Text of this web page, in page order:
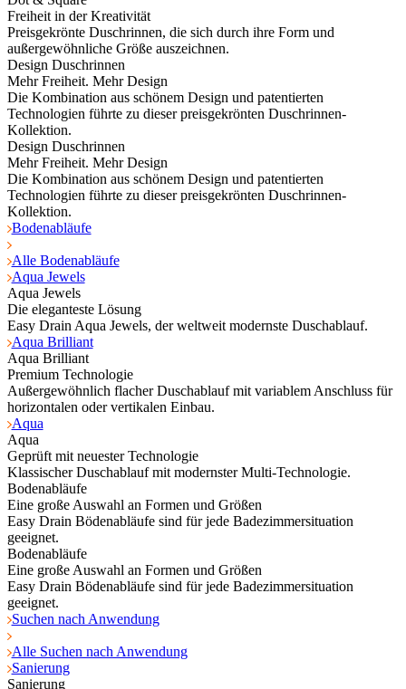
Freiheit in der Kreativität
Preisgekrönte Duschrinnen, die sich durch ihre Form und
außergewöhnliche Größe auszeichnen.
Design Duschrinnen
Mehr Freiheit. Mehr Design
Die Kombination aus schönem Design und patentierten
Technologien führte zu dieser preisgekrönten Duschrinnen-
Kollektion.
Design Duschrinnen
Mehr Freiheit. Mehr Design
Die Kombination aus schönem Design und patentierten
Technologien führte zu dieser preisgekrönten Duschrinnen-
Kollektion.
Bodenabläufe
Alle Bodenabläufe
Aqua Jewels
Aqua Jewels
Die eleganteste Lösung
Easy Drain Aqua Jewels, der weltweit modernste Duschablauf.
Aqua Brilliant
Aqua Brilliant
Premium Technologie
Außergewöhnlich flacher Duschablauf mit variablem Anschluss für
horizontalen oder vertikalen Einbau.
Aqua
Aqua
Geprüft mit neuester Technologie
Klassischer Duschablauf mit modernster Multi-Technologie.
Bodenabläufe
Eine große Auswahl an Formen und Größen
Easy Drain Bödenabläufe sind für jede Badezimmersituation
geeignet.
Bodenabläufe
Eine große Auswahl an Formen und Größen
Easy Drain Bödenabläufe sind für jede Badezimmersituation
geeignet.
Suchen nach Anwendung
Alle Suchen nach Anwendung
Sanierung
Sanierung